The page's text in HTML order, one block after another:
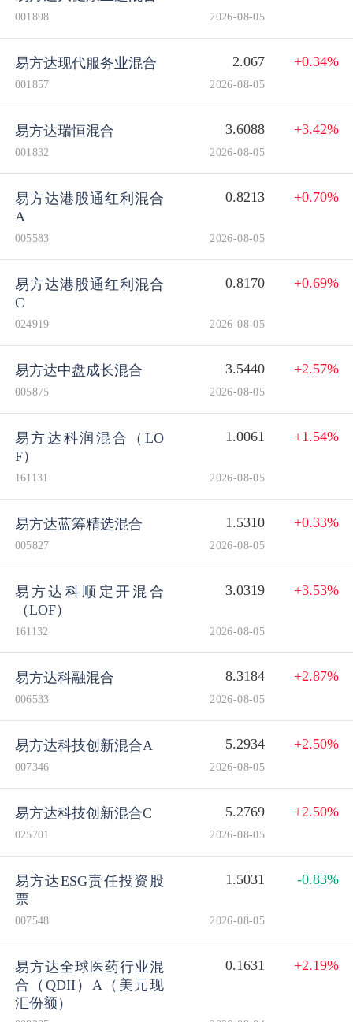
001898 2026-08-05
易方达现代服务业混合 2.067 +0.34%
001857 2026-08-05
易方达瑞恒混合 3.6088 +3.42%
001832 2026-08-05
易方达港股通红利混合
A
0.8213 +0.70%
005583 2026-08-05
易方达港股通红利混合
C
0.8170 +0.69%
024919 2026-08-05
易方达中盘成长混合 3.5440 +2.57%
005875 2026-08-05
易方达科润混合（LO
F）
1.0061 +1.54%
161131 2026-08-05
易方达蓝筹精选混合 1.5310 +0.33%
005827 2026-08-05
易方达科顺定开混合
（LOF）
3.0319 +3.53%
161132 2026-08-05
易方达科融混合 8.3184 +2.87%
006533 2026-08-05
易方达科技创新混合A 5.2934 +2.50%
007346 2026-08-05
易方达科技创新混合C 5.2769 +2.50%
025701 2026-08-05
易方达ESG责任投资股
票
1.5031 -0.83%
007548 2026-08-05
易方达全球医药行业混
合（QDII）A（美元现
汇份额）
0.1631 +2.19%